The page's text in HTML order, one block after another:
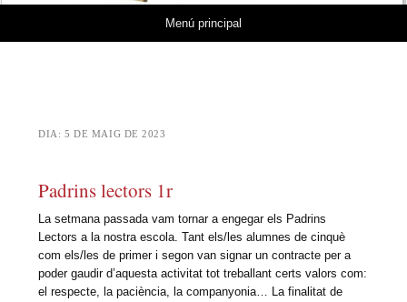
Menú principal
DIA:5 DE MAIG DE 2023
Padrins lectors 1r
La setmana passada vam tornar a engegar els Padrins
Lectors a la nostra escola. Tant els/les alumnes de cinquè
com els/les de primer i segon van signar un contracte per a
poder gaudir d’aquesta activitat tot treballant certs valors com:
el respecte, la paciència, la companyonia… La finalitat de